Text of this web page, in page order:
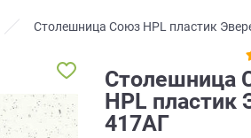
Столешница Союз HPL пластик
Столешница
HPL пластик
417AГ